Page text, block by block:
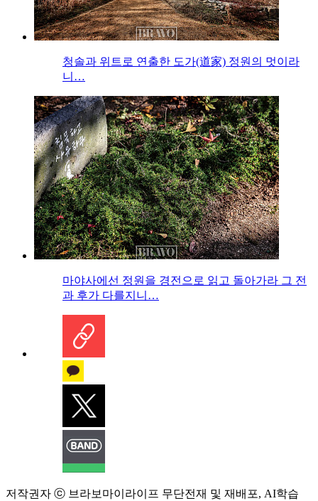
청솔과 위트로 연출한 도가(道家) 정원의 멋이라
니…
마야사에선 정원을 경전으로 읽고 돌아가라 그 전
과 후가 다를지니…
저작권자 ⓒ 브라보마이라이프 무단전재 및 재배포, AI학습